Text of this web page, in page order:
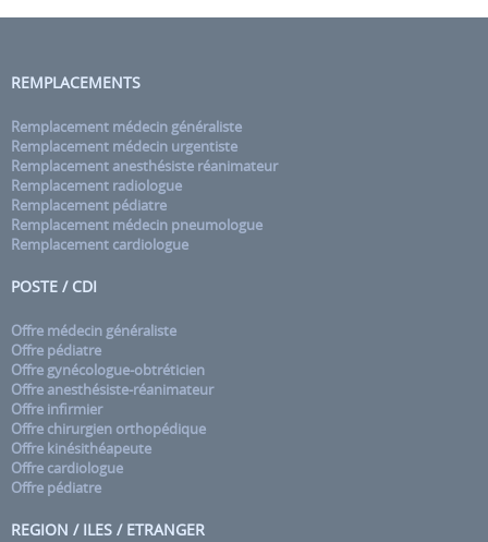
REMPLACEMENTS
Remplacement médecin généraliste
Remplacement médecin urgentiste
Remplacement anesthésiste réanimateur
Remplacement radiologue
Remplacement pédiatre
Remplacement médecin pneumologue
Remplacement cardiologue
POSTE / CDI
Offre médecin généraliste
Offre pédiatre
Offre gynécologue-obtréticien
Offre anesthésiste-réanimateur
Offre infirmier
Offre chirurgien orthopédique
Offre kinésithéapeute
Offre cardiologue
Offre pédiatre
REGION / ILES / ETRANGER